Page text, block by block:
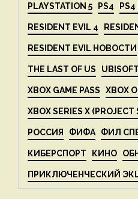
PLAYSTATION 5 PS4 PS4
RESIDENT EVIL 4
RESIDENT EVIL НОВОСТИ
THE LAST OF US UBISOFT
XBOX GAME PASS XBOX
XBOX SERIES X
РОССИЯ ФИФА ФИЛ
КИБЕРСПОРТ КИНО
ПРИКЛЮЧЕНЧЕСКИЙ